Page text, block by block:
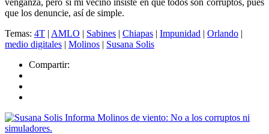
venganza, pero si mi vecino insiste en que todos son corruptos, pues
que los denuncie, así de simple.
Temas: 4T | AMLO | Sabines | Chiapas | Impunidad | Orlando |
medio digitales | Molinos | Susana Solis
Compartir: